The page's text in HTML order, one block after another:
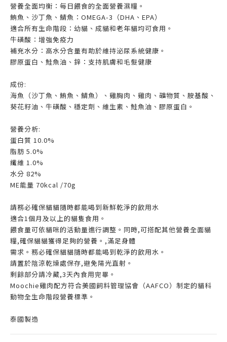
營養全面均衡：每日餵食的全面營養濕糧。
鮪魚、沙丁魚、鯖魚：OMEGA-3（DHA、EPA）
適合所有生命階段：幼貓、成貓和老年貓均可食用。
牛磺酸：增強免疫力
補充水分：高水分含量有助於維持泌尿系統健康。
膠原蛋白、鮭魚油、鋅：支持肌膚和毛髮健康
成份:
海魚（沙丁魚、鮪魚、鯖魚）、雞胸肉、雞肉、礦物質、胺基酸、
葵花籽油、牛磺酸、穩定劑、維生素、鮭魚油、膠原蛋白。
營養分析:
蛋白質 10.0%
脂肪 5.0%
纖維 1.0%
水分 82%
ME能量 70kcal /70g
請務必確保貓貓隨時都能喝到新鮮乾淨的飲用水
適合1個月及以上的貓隻食用。
餵食量可依貓咪的活動量進行調整。同時,可搭配其他營養全面貓
糧,確保貓貓獲得足夠的營養。,滿足身體
需求。務必確保貓貓隨時都能喝到乾淨的飲用水。
請置於陰涼乾燥處保存,避免陽光直射。
剩餘部分請冷藏,3天內食用完畢。
Moochie雞肉配方符合美國飼料管理協會（AAFCO）制定的貓科
動物全生命階段營養標準。
泰國製造